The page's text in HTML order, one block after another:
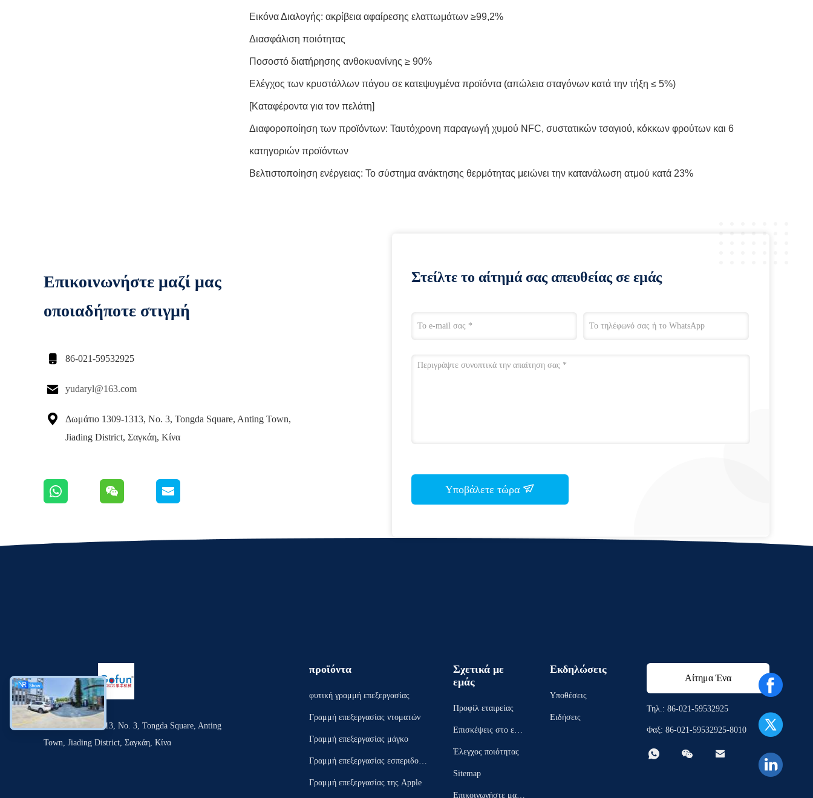
Εικόνα Διαλογής: ακρίβεια αφαίρεσης ελαττωμάτων ≥99,2%
Διασφάλιση ποιότητας
Ποσοστό διατήρησης ανθοκυανίνης ≥ 90%
Ελέγχος των κρυστάλλων πάγου σε κατεψυγμένα προϊόντα (απώλεια σταγόνων κατά την τήξη ≤ 5%)
[Καταφέροντα για τον πελάτη]
Διαφοροποίηση των προϊόντων: Ταυτόχρονη παραγωγή χυμού NFC, συστατικών τσαγιού, κόκκων φρούτων και 6
κατηγοριών προϊόντων
Βελτιστοποίηση ενέργειας: Το σύστημα ανάκτησης θερμότητας μειώνει την κατανάλωση ατμού κατά 23%
Επικοινωνήστε μαζί μας
οποιαδήποτε στιγμή
 86-021-59532925
 yudaryl@163.com

Δωμάτιο 1309-1313, Νο. 3, Tongda Square, Anting Town,
Jiading District, Σαγκάη, Κίνα
Στείλτε το αίτημά σας απευθείας σε εμάς
Υποβάλετε τώρα
Δωμάτιο 1309-1313, Νο. 3, Tongda Square, Anting
Town, Jiading District, Σαγκάη, Κίνα
προϊόντα
φυτική γραμμή επεξεργασίας
Γραμμή επεξεργασίας ντοματών
Γραμμή επεξεργασίας μάγκο
Γραμμή επεξεργασίας εσπεριδοει
Γραμμή επεξεργασίας της Apple
Σχετικά με
εμάς
Προφίλ εταιρείας
Επισκέψεις στο εργ
Έλεγχος ποιότητας
Sitemap
Επικοινωνήστε μαζί
Εκδηλώσεις
Υποθέσεις
Ειδήσεις
Αίτημα Ένα
απόσπασμα
Τηλ.: 86-021-59532925
Φαξ: 86-021-59532925-8010
  